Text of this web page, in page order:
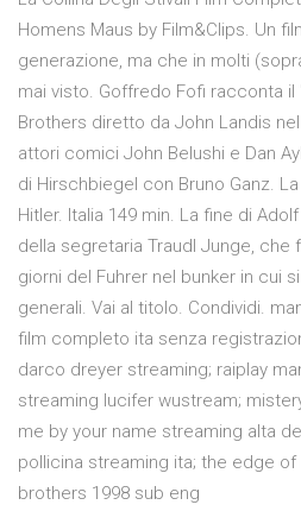
Homens Maus by Film&Clips. Un
generazione, ma che in molti
mai visto. Goffredo Fofi racconta il
Brothers diretto da John Landis
attori comici John Belushi e Dan
di Hirschbiegel con Bruno Ganz.
Hitler. Italia 149 min. La fine di
della segretaria Traudl Junge, che
giorni del Fuhrer nel bunker in cui
generali. Vai al titolo. Condividi.
film completo ita senza
darco dreyer streaming; raiplay
streaming lucifer wustream;
me by your name streaming alta
pollicina streaming ita; the edge
brothers 1998 sub eng